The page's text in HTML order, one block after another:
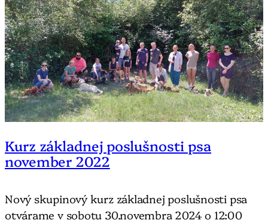
Kurz základnej poslušnosti psa
november 2022
Nový skupinový kurz základnej poslušnosti psa
otvárame v sobotu 30.novembra 2024 o 12:00